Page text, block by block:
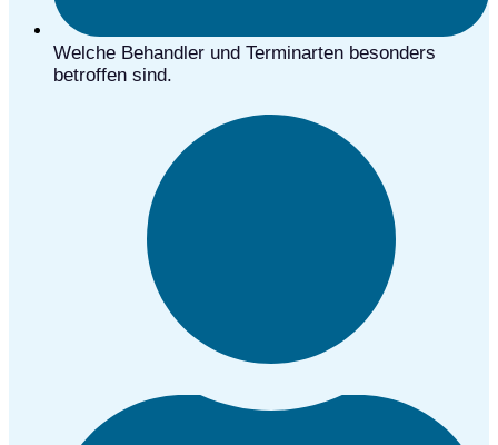
Welche Behandler und Terminarten besonders
betroffen sind.